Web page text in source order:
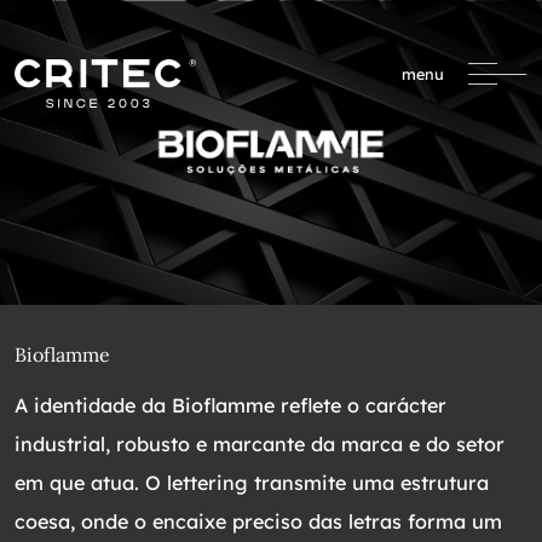
menu
Bioflamme
A identidade da Bioflamme reflete o carácter
industrial, robusto e marcante da marca e do setor
em que atua. O lettering transmite uma estrutura
coesa, onde o encaixe preciso das letras forma um